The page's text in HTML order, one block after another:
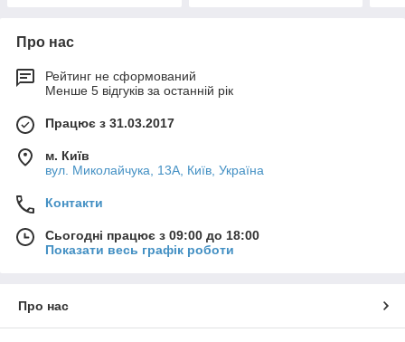
Про нас
Рейтинг не сформований
Менше 5 відгуків за останній рік
Працює з 31.03.2017
м. Київ
вул. Миколайчука, 13А, Київ, Україна
Контакти
Сьогодні працює з 09:00 до 18:00
Показати весь графік роботи
Про нас